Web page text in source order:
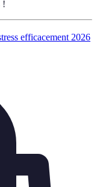
!
efficacement 2026